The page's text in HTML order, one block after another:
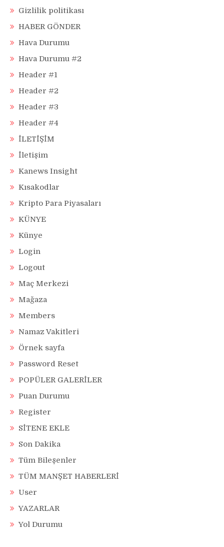
Gizlilik politikası
HABER GÖNDER
Hava Durumu
Hava Durumu #2
Header #1
Header #2
Header #3
Header #4
İLETİŞİM
İletişim
Kanews Insight
Kısakodlar
Kripto Para Piyasaları
KÜNYE
Künye
Login
Logout
Maç Merkezi
Mağaza
Members
Namaz Vakitleri
Örnek sayfa
Password Reset
POPÜLER GALERİLER
Puan Durumu
Register
SİTENE EKLE
Son Dakika
Tüm Bileşenler
TÜM MANŞET HABERLERİ
User
YAZARLAR
Yol Durumu